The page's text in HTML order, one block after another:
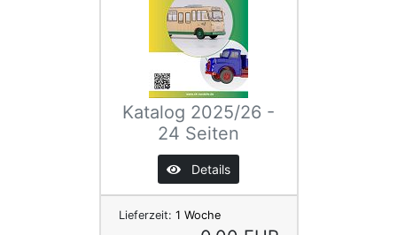
Katalog 2025/26 -
24 Seiten
Details
Lieferzeit: 1 Woche